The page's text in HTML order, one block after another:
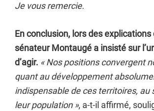
Je vous remercie.
En conclusion, lors des explications
sénateur Montaugé a insisté sur
d’agir. « Nos positions convergent
quant au développement
indispensable de ces territoires, au
leur population », a-t-il affirmé,